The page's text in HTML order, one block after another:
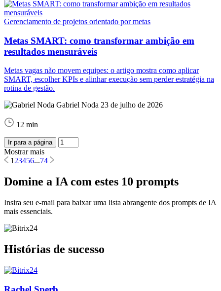
Gerenciamento de projetos orientado por metas
Metas SMART: como transformar ambição em
resultados mensuráveis
Metas vagas não movem equipes: o artigo mostra como aplicar
SMART, escolher KPIs e alinhar execução sem perder estratégia na
rotina de gestão.
Gabriel Noda 23 de julho de 2026
12 min
Ir para a página
Mostrar mais
1 23456...74
Domine a IA com estes 10 prompts
Insira seu e-mail para baixar uma lista abrangente dos prompts de IA
mais essenciais.
Histórias de sucesso